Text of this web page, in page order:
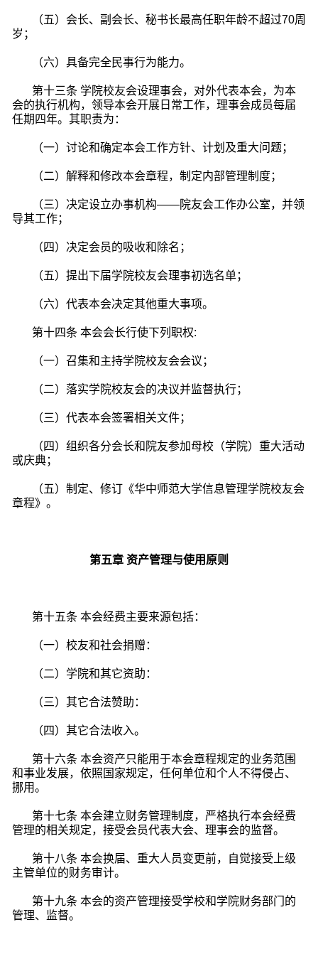
（五）会长、副会长、秘书长最高任职年龄不超过70周
岁；
（六）具备完全民事行为能力。
第十三条 学院校友会设理事会，对外代表本会，为本
会的执行机构，领导本会开展日常工作，理事会成员每届
任期四年。其职责为：
（一）讨论和确定本会工作方针、计划及重大问题；
（二）解释和修改本会章程，制定内部管理制度；
（三）决定设立办事机构——院友会工作办公室，并领
导其工作；
（四）决定会员的吸收和除名；
（五）提出下届学院校友会理事初选名单；
（六）代表本会决定其他重大事项。
第十四条 本会会长行使下列职权:
（一）召集和主持学院校友会会议；
（二）落实学院校友会的决议并监督执行；
（三）代表本会签署相关文件；
（四）组织各分会长和院友参加母校（学院）重大活动
或庆典；
（五）制定、修订《华中师范大学信息管理学院校友会
章程》。
第五章 资产管理与使用原则
第十五条 本会经费主要来源包括：
（一）校友和社会捐赠：
（二）学院和其它资助：
（三）其它合法赞助：
（四）其它合法收入。
第十六条 本会资产只能用于本会章程规定的业务范围
和事业发展，依照国家规定， 任何单位和个人不得侵占、
挪用。
第十七条 本会建立财务管理制度，严格执行本会经费
管理的相关规定，接受会员代表大会、理事会的监督。
第十八条 本会换届、重大人员变更前，自觉接受上级
主管单位的财务审计。
第十九条 本会的资产管理接受学校和学院财务部门的
管理、监督。